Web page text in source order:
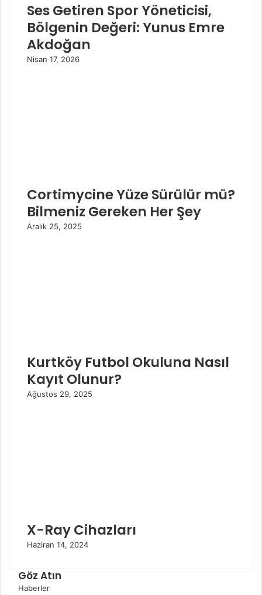
Ses Getiren Spor Yöneticisi,
Bölgenin Değeri: Yunus Emre
Akdoğan
Nisan 17, 2026
Cortimycine Yüze Sürülür mü?
Bilmeniz Gereken Her Şey
Aralık 25, 2025
Kurtköy Futbol Okuluna Nasıl
Kayıt Olunur?
Ağustos 29, 2025
X-Ray Cihazları
Haziran 14, 2024
Göz Atın
K
Haberler